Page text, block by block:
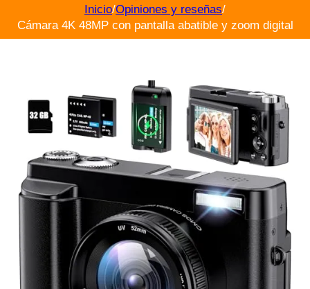
Inicio/Opiniones y reseñas/
Cámara 4K 48MP con pantalla abatible y zoom digital